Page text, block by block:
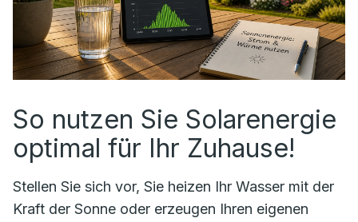
So nutzen Sie Solarenergie
optimal für Ihr Zuhause!
Stellen Sie sich vor, Sie heizen Ihr Wasser mit der
Kraft der Sonne oder erzeugen Ihren eigenen